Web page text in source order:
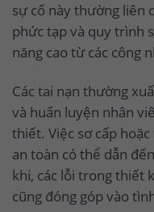
sự cố này thường liên
phức tạp và quy trình
năng cao từ các công
Các tai nạn thường
và huấn luyện nhân
thiết. Việc sơ cấp
an toàn có thể dẫn
khi, các lỗi trong thiết
cũng đóng góp vào